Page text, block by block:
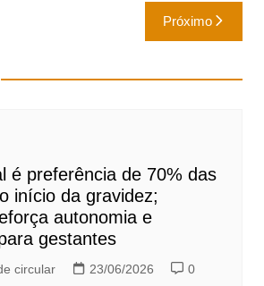
Próximo
é preferência de 70% das
início da gravidez;
autonomia e
gestantes
circular 23/06/2026 0